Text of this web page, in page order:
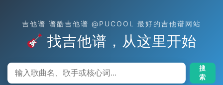
吉他谱 谱酷吉他谱 @PUCOOL 最好的吉他谱网站
找吉他谱，从这里开始
搜
索